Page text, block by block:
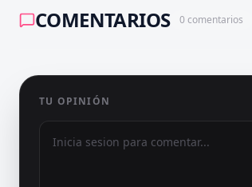
COMENTARIOS 0 comentarios
TU OPINIÓN